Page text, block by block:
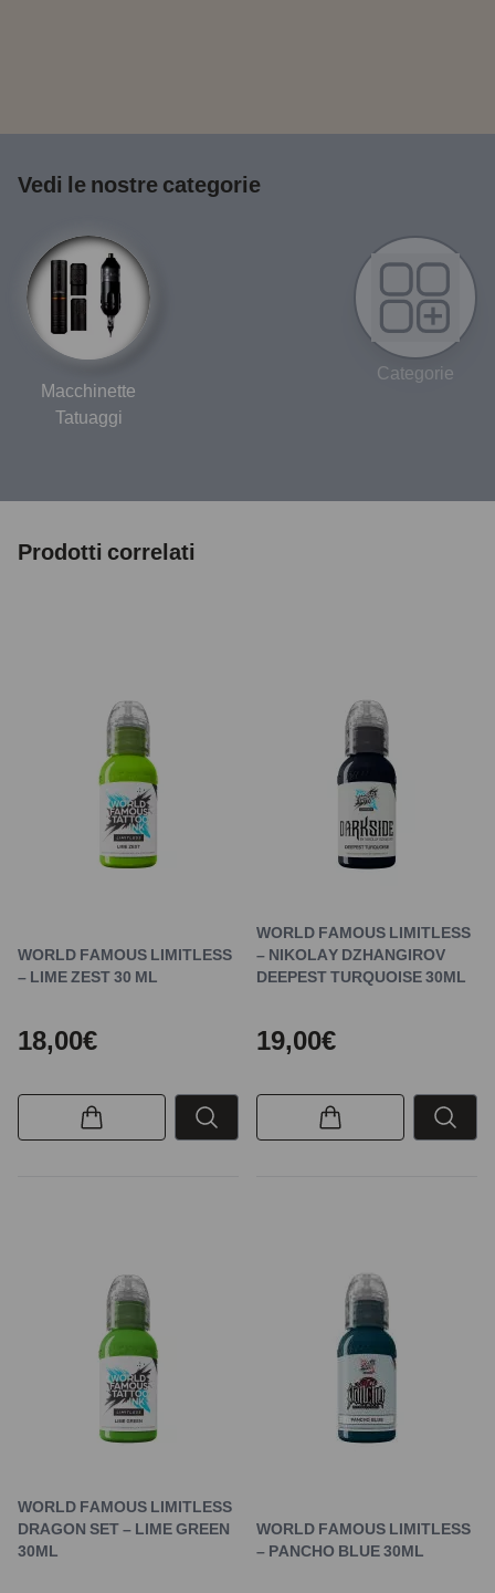
Vedi le nostre categorie
Macchinette
Tatuaggi
Categorie
Prodotti correlati
WORLD FAMOUS LIMITLESS
– LIME ZEST 30 ML
18,00€
WORLD FAMOUS LIMITLESS
– NIKOLAY DZHANGIROV
DEEPEST TURQUOISE 30ML
19,00€
WORLD FAMOUS LIMITLESS
DRAGON SET – LIME GREEN
30ML
WORLD FAMOUS LIMITLESS
– PANCHO BLUE 30ML